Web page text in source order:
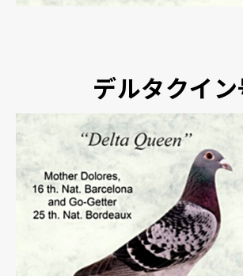
デルタクイン